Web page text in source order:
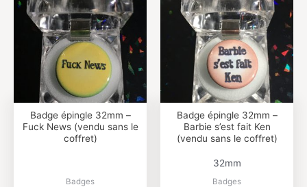
Badge épingle 32mm –
Fuck News (vendu sans le
coffret)
Badges
Badge épingle 32mm –
Barbie s’est fait Ken
(vendu sans le coffret)
32mm
Badges